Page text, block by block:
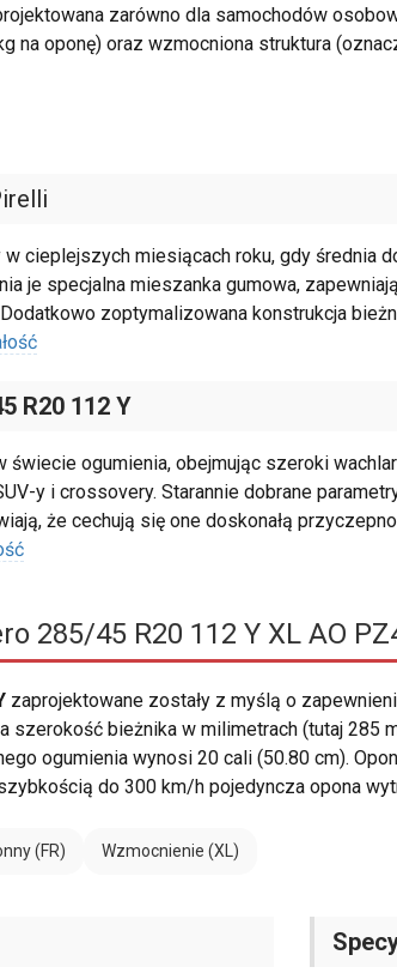
zarówno dla samochodów
na oponę) oraz wzmocniona struktura
cieplejszych miesiącach roku, gdy średnia
je specjalna mieszanka gumowa,
zoptymalizowana konstrukcja
R20 112 Y
ogumienia, obejmując szeroki
y i crossovery. Starannie dobrane
że cechują się one doskonałą
285/45 R20 112 Y XL AO
zaprojektowane zostały z myślą o
bieżnika w milimetrach (tutaj 285
ogumienia wynosi 20 cali (50.80 cm).
do 300 km/h pojedyncza opona
(FR) Wzmocnienie (XL)